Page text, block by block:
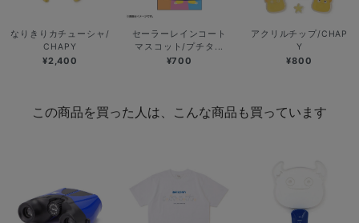
なりきりカチューシャ/
CHAPY
¥2,400
セーラーレインコート
マスコット/プチタ...
¥700
アクリルチップ/CHAP
Y
¥800
この商品を買った人は、こんな商品も買っています